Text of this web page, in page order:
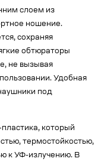
слоем из
ношение.
сохраняя
обтюраторы
не вызывая
Удобная
под
который
термостойкостью,
к УФ-излучению. В